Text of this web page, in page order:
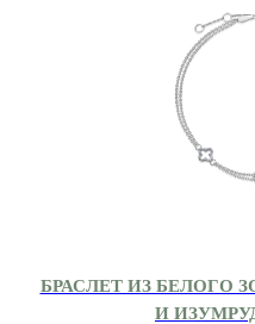
БРАСЛЕТ ИЗ БЕЛОГО
И